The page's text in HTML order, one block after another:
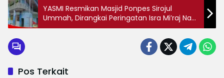
YASMI Resmikan Masjid Ponpes Sirojul
Ummah, Dirangkai Peringatan Isra Mi’raj Nabi
Muhammad SAW
Pos Terkait